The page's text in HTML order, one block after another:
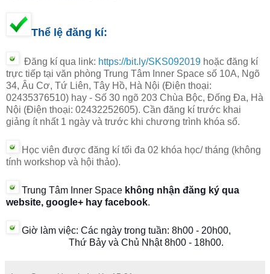
Thể lệ đăng kí:
Đăng kí qua link: https://bit.ly/SKS092019 hoặc đăng kí
trực tiếp tại văn phòng Trung Tâm Inner Space số 10A, Ngõ
34, Âu Cơ, Tứ Liên, Tây Hồ, Hà Nội (Điện thoại:
02435376510) hay - Số 30 ngõ 203 Chùa Bộc, Đống Đa, Hà
Nội (Điện thoại: 02432252605). Cần đăng kí trước khai
giảng ít nhất 1 ngày và trước khi chương trình khóa sổ.
Học viên được đăng kí tối đa 02 khóa học/ tháng (không
tính workshop và hội thảo).
Trung Tâm Inner Space không nhận đăng ký qua
website, google+ hay facebook.
Giờ làm việc: Các ngày trong tuần: 8h00 - 20h00,
Thứ Bảy và Chủ Nhật8h00 - 18h00.